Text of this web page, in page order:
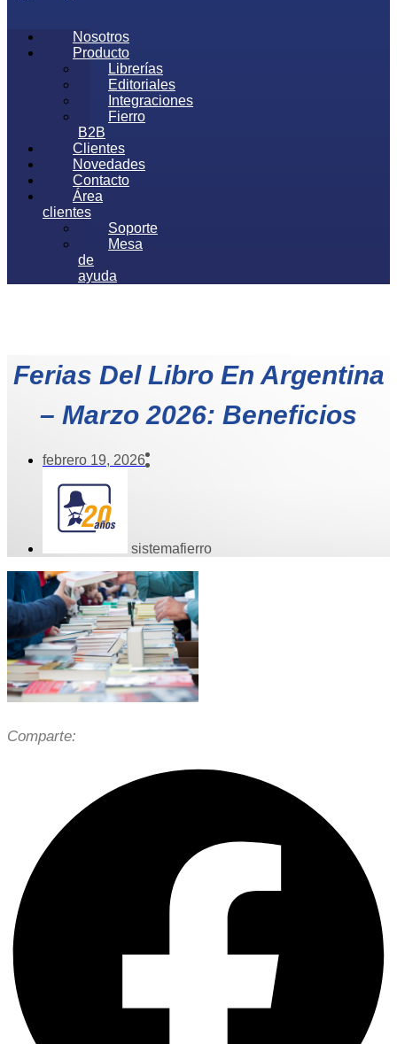
Nosotros
Producto
Librerías
Editoriales
Integraciones
Fierro
B2B
Clientes
Novedades
Contacto
Área
clientes
Soporte
Mesa
de
ayuda
Ferias Del Libro En Argentina
– Marzo 2026: Beneficios
febrero 19, 2026
sistemafierro
Comparte: